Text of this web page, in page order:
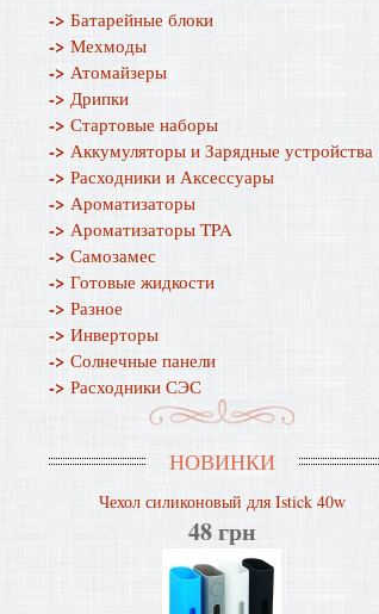
-> Батарейные блоки
-> Мехмоды
-> Атомайзеры
-> Дрипки
-> Стартовые наборы
-> Аккумуляторы и Зарядные устройства
-> Расходники и Аксессуары
-> Ароматизаторы
-> Ароматизаторы TPA
-> Самозамес
-> Готовые жидкости
-> Разное
-> Инверторы
-> Солнечные панели
-> Расходники СЭС
НОВИНКИ
Чехол силиконовый для Istick 40w
48 грн